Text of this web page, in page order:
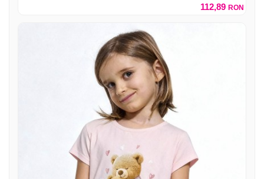
112,89 RON